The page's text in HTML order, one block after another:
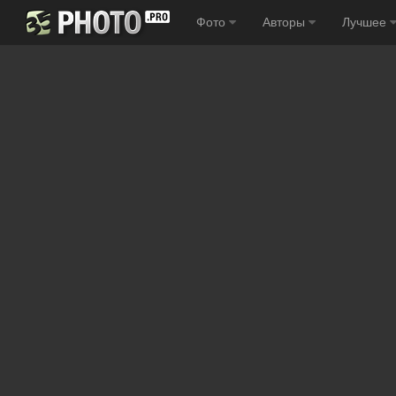
Фото Авторы Лучшее